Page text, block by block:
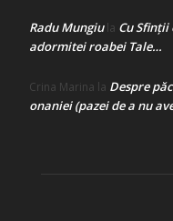
Radu Mungiula Cu
adormitei roabei Tale…
Crina Marina la Despre
onaniei (pazei de a nu